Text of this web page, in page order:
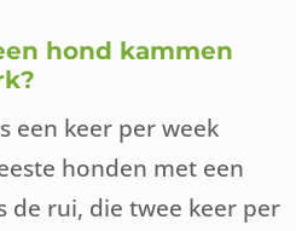
hond kammen
een keer per week
honden met een
de rui, die twee keer per